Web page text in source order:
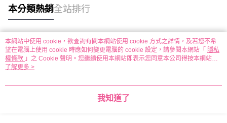
本分類熱銷全站排行
熱門標籤
本網站中使用 cookie，欲查詢有關本網站使用 cookie 方式之詳情，及若您不希
望在電腦上使用 cookie 時應如何變更電腦的 cookie 設定，請參閱本網站「 隱私
權條款 」之 Cookie 聲明。您繼續使用本網站即表示您同意本公司得按本網站使
用條款之 Cookie 聲明使用 cookie。
了解更多 >
我知道了